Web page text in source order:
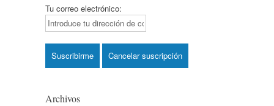
Tu correo electrónico:
Archivos